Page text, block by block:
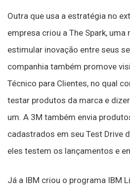
Outra que usa a estratégia no
empresa criou a The Spark, uma
estimular inovação entre seus
companhia também promove
Técnico para Clientes, no qual
testar produtos da marca e
um. A 3M também envia
cadastrados em seu Test Drive
eles testem os lançamentos e
Já a IBM criou o programa IBM